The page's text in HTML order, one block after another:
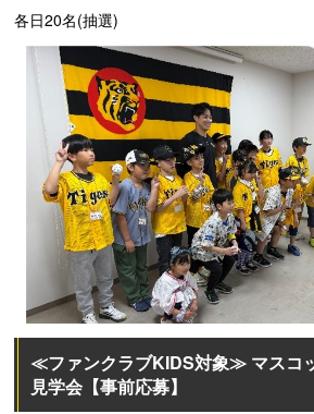
各日20名(抽選)
≪ファンクラブKIDS対象≫ マスコ
見学会【事前応募】